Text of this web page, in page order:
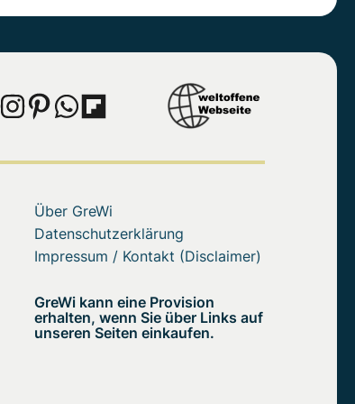
Über GreWi
Datenschutzerklärung
Impressum / Kontakt (Disclaimer)
GreWi kann eine Provision
erhalten, wenn Sie über Links auf
unseren Seiten einkaufen.